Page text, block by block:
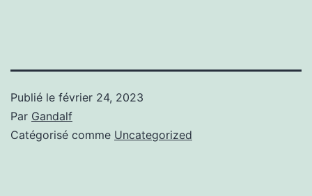
Publié le février 24, 2023
Par Gandalf
Catégorisé comme Uncategorized